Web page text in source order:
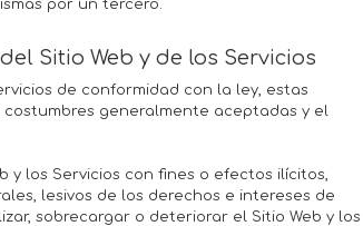
por un tercero.
Sitio Web y de los Servicios
de conformidad con la ley, estas
costumbres generalmente aceptadas y el
y los Servicios con fines o efectos ilícitos,
lesivos de los derechos e intereses de
sobrecargar o deteriorar el Sitio Web y los